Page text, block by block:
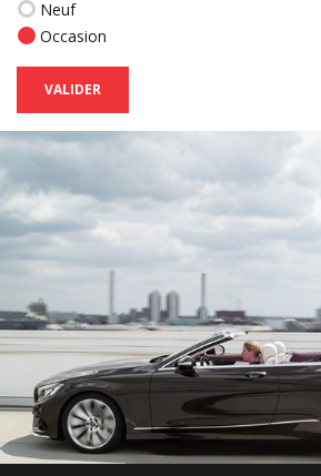
Neuf
Occasion
VALIDER